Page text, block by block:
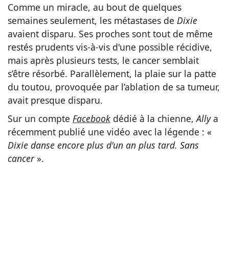
Comme un miracle, au bout de quelques
semaines seulement, les métastases de Dixie
avaient disparu. Ses proches sont tout de même
restés prudents vis-à-vis d'une possible récidive,
mais après plusieurs tests, le cancer semblait
s’être résorbé. Parallèlement, la plaie sur la patte
du toutou, provoquée par l’ablation de sa tumeur,
avait presque disparu.
Sur un compte Facebook dédié à la chienne,Allya
récemment publié une vidéo avec la légende : «
Dixie danse encore plus d'un an plus tard. Sans
cancer».